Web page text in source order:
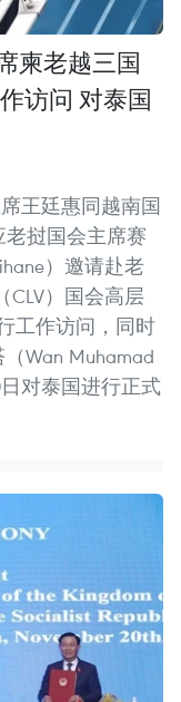
柬老越三国
访问 对泰国
王廷惠同越南国
老挝国会主席赛
）邀请赴老
CLV）国会高层
工作访问，同时
Wan Muhamad
日对泰国进行正式